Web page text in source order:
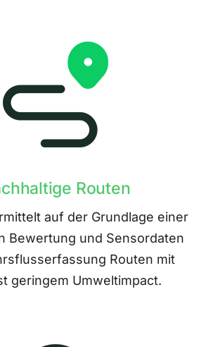
Routen
auf der Grundlage einer
Bewertung und Sensordaten
Routen mit
geringem Umweltimpact.